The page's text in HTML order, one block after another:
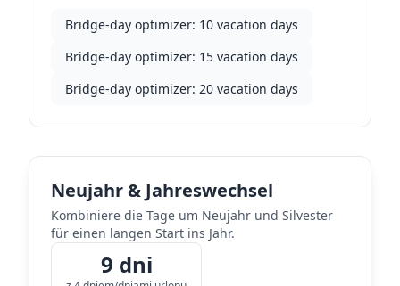
Bridge-day optimizer: 10 vacation days
Bridge-day optimizer: 15 vacation days
Bridge-day optimizer: 20 vacation days
Neujahr & Jahreswechsel
Kombiniere die Tage um Neujahr und Silvester
für einen langen Start ins Jahr.
9 dni